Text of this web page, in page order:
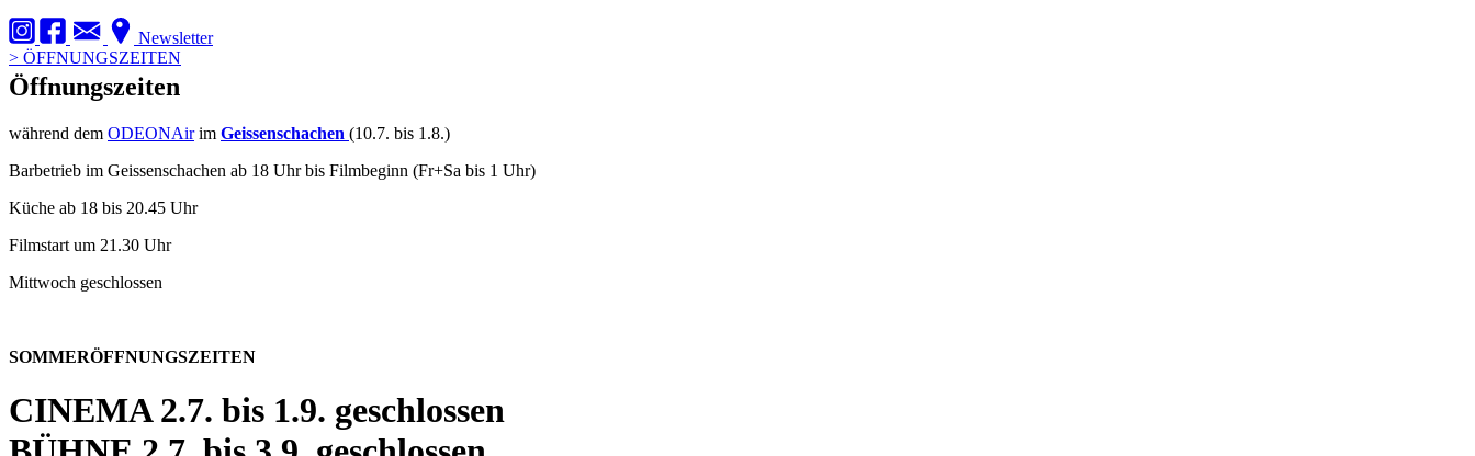
Newsletter
> ÖFFNUNGSZEITEN
Öffnungszeiten
während dem ODEONAirim Geissenschachen (10.7. bis 1.8.)
Barbetrieb im Geissenschachen ab 18 Uhr bis Filmbeginn (Fr+Sa bis 1 Uhr)
Küche ab 18 bis 20.45 Uhr
Filmstart um 21.30 Uhr
Mittwoch geschlossen
SOMMERÖFFNUNGSZEITEN
CINEMA2.7. bis 1.9. geschlossen